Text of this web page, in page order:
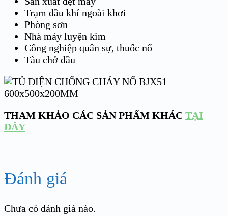
Trạm dầu khí ngoài khơi
Phòng sơn
Nhà máy luyện kim
Công nghiệp quân sự, thuốc nổ
Tàu chở dầu
THAM KHẢO CÁC SẢN PHẨM KHÁC TẠI
ĐÂY
Đánh giá
Chưa có đánh giá nào.